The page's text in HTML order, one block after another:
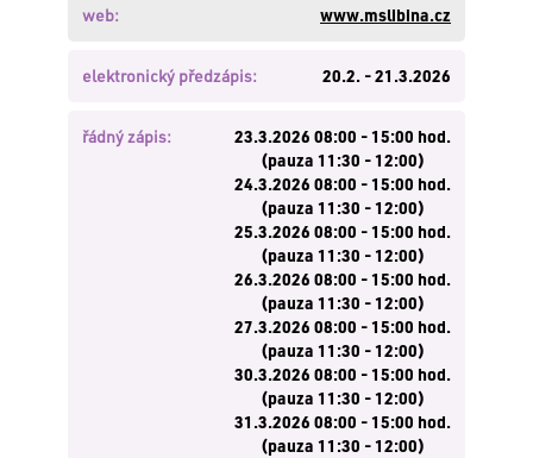
web: www.mslibina.cz
elektronický předzápis: 20.2. - 21.3.2026
řádný zápis:
23.3.2026 08:00 - 15:00 hod.
(pauza 11:30 - 12:00)
24.3.2026 08:00 - 15:00 hod.
(pauza 11:30 - 12:00)
25.3.2026 08:00 - 15:00 hod.
(pauza 11:30 - 12:00)
26.3.2026 08:00 - 15:00 hod.
(pauza 11:30 - 12:00)
27.3.2026 08:00 - 15:00 hod.
(pauza 11:30 - 12:00)
30.3.2026 08:00 - 15:00 hod.
(pauza 11:30 - 12:00)
31.3.2026 08:00 - 15:00 hod.
(pauza 11:30 - 12:00)
PŘIHLÁSIT